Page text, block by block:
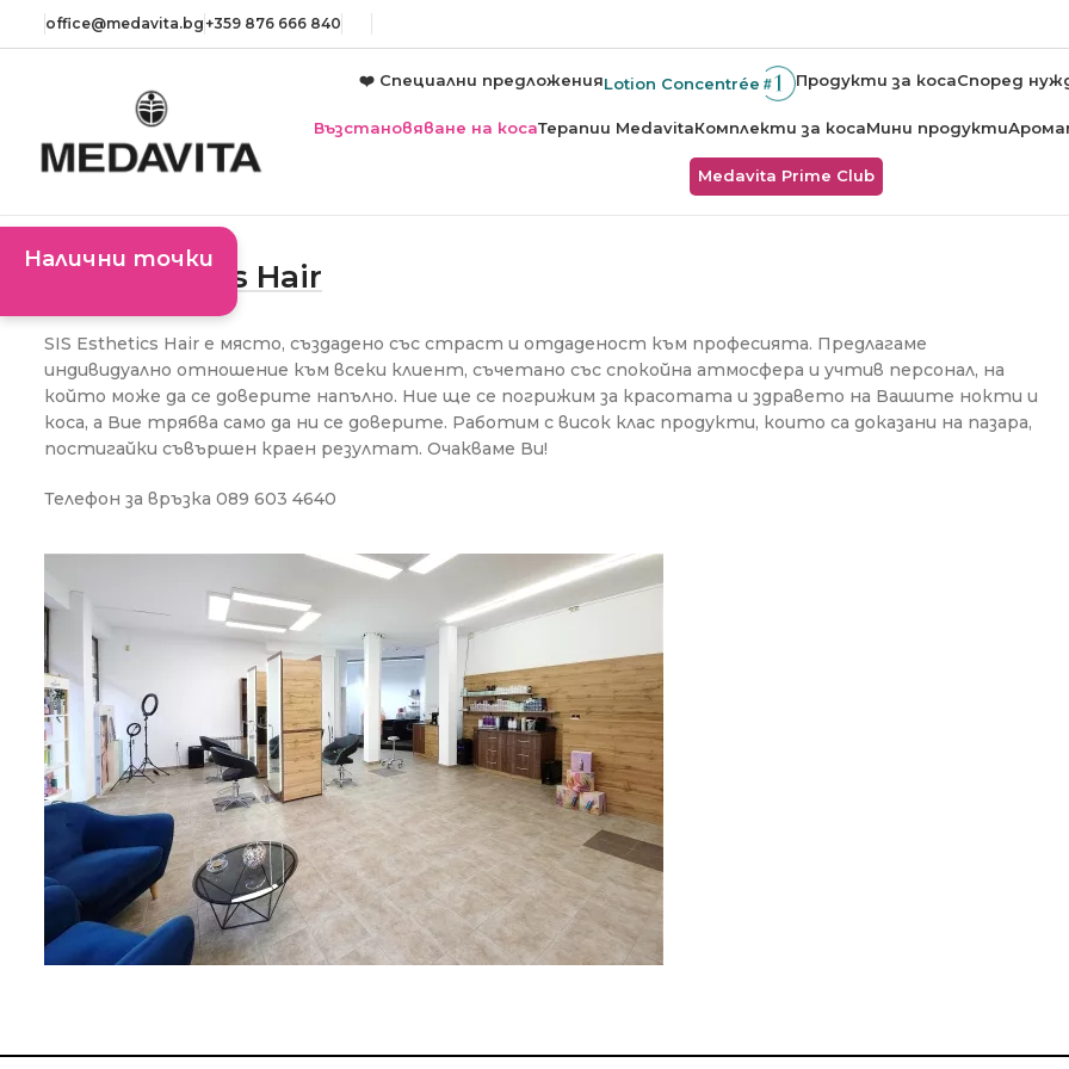
оffice@medavita.bg+359 876 666 840
❤️ Специални предложенияLotion Concentrée Продукти за косаСпоред
Възстановяване на косаТерапии MedavitaКомплекти за косаМини продукти
Medavita Prime Club
SIS Esthetics Hair
SIS Esthetics Hair е място, създадено със страст и отдаденост към професията. Предлагаме
индивидуално отношение към всеки клиент, съчетано със спокойна атмосфера и учтив персонал, на
който може да се доверите напълно. Ние ще се погрижим за красотата и здравето на Вашите нокти и
коса, а Вие трябва само да ни се доверите. Работим с висок клас продукти, които са доказани на пазара,
постигайки съвършен краен резултат. Очакваме Ви!
Телефон за връзка 089 603 4640
Налични точки